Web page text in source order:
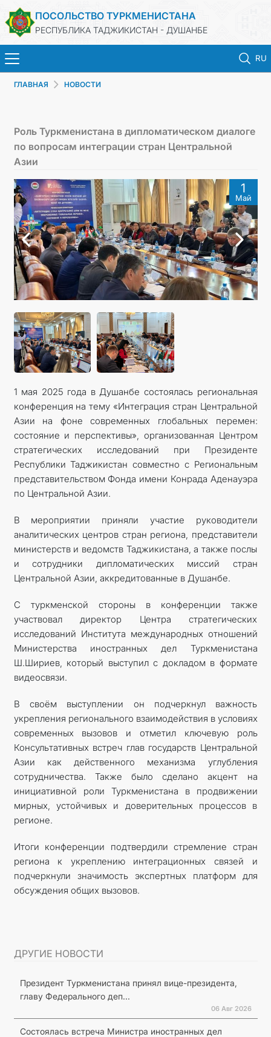
ПОСОЛЬСТВО ТУРКМЕНИСТАНА
РЕСПУБЛИКА ТАДЖИКИСТАН - ДУШАНБЕ
RU
ТУРКМЕНИСТАН
КОНСУЛЬСКИЕ УСЛУГИ
МИД
КОНТАКТНЫЕ ДАННЫЕ
ГЛАВНАЯ НОВОСТИ
Роль Туркменистана в дипломатическом диалоге
по вопросам интеграции стран Центральной
Азии
1
Май
1 мая 2025 года в Душанбе состоялась региональная
конференция на тему «Интеграция стран Центральной
Азии на фоне современных глобальных перемен:
состояние и перспективы», организованная Центром
стратегических исследований при Президенте
Республики Таджикистан совместно с Региональным
представительством Фонда имени Конрада Аденауэра
по Центральной Азии.
В мероприятии приняли участие руководители
аналитических центров стран региона, представители
министерств и ведомств Таджикистана, а также послы
и сотрудники дипломатических миссий стран
Центральной Азии, аккредитованные в Душанбе.
С туркменской стороны в конференции также
участвовал директор Центра стратегических
исследований Института международных отношений
Министерства иностранных дел Туркменистана
Ш.Шириев, который выступил с докладом в формате
видеосвязи.
В своём выступлении он подчеркнул важность
укрепления регионального взаимодействия в условиях
современных вызовов и отметил ключевую роль
Консультативных встреч глав государств Центральной
Азии как действенного механизма углубления
сотрудничества. Также было сделано акцент на
инициативной роли Туркменистана в продвижении
мирных, устойчивых и доверительных процессов в
регионе.
Итоги конференции подтвердили стремление стран
региона к укреплению интеграционных связей и
подчеркнули значимость экспертных платформ для
обсуждения общих вызовов.
ДРУГИЕ НОВОСТИ
Президент Туркменистана принял вице-президента,
главу Федерального деп...
06 Авг 2026
Состоялась встреча Министра иностранных дел